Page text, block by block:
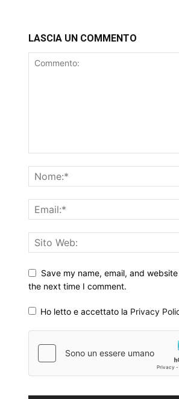
LASCIA UN COMMENTO
Save my name, email, and
the next time I comment.
Ho letto e accettato la Privacy